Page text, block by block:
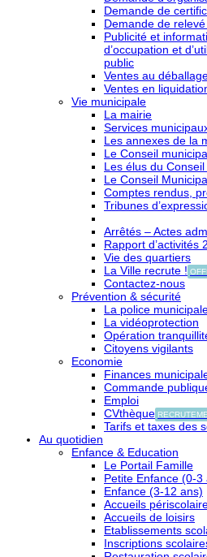
Demande de
Demande de
Publicité et
d’occupation et
public
Ventes au
Ventes en
Vie municipale
La mairie
Services
Les annexes de la
Le Conseil
Les élus du
Le Conseil
Comptes rendus,
Tribunes
Arrêtés – Actes
Rapport d’activités
Vie des quartiers
La Ville recrute !
Contactez-nous
Prévention & sécurité
La police
La vidéoprotection
Opération
Citoyens vigilants
Economie
Finances
Commande
Emploi
CVthèque
Tarifs et taxes des
Au quotidien
Enfance & Education
Le Portail Famille
Petite Enfance (0-3
Enfance (3-12 ans)
Accueils
Accueils de loisirs
Etablissements
Inscriptions